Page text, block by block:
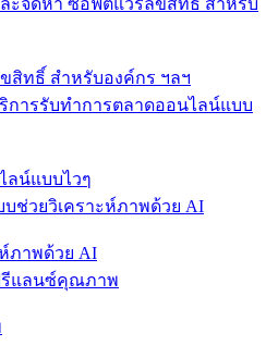
สิทธิ์ สำหรับองค์กร ฯลฯ
ลน์แบบไวๆ
ภาพด้วย AI